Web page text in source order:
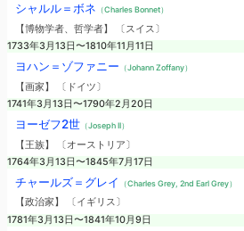
シャルル＝ボネ （Charles Bonnet）
【博物学者、哲学者】 〔スイス〕
1733年3月13日〜1810年11月11日
ヨハン＝ゾファニー （Johann Zoffany）
【画家】 〔ドイツ〕
1741年3月13日〜1790年2月20日
ヨーゼフ2世（Joseph II）
【王族】 〔オーストリア〕
1764年3月13日〜1845年7月17日
チャールズ＝グレイ （Charles Grey, 2nd Earl Grey）
【政治家】 〔イギリス〕
1781年3月13日〜1841年10月9日